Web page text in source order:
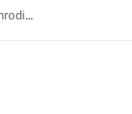
Aphorismi medico- practici de Morbo Aphrodisiaco, quos...submittit Valentin Hiltenbrand...